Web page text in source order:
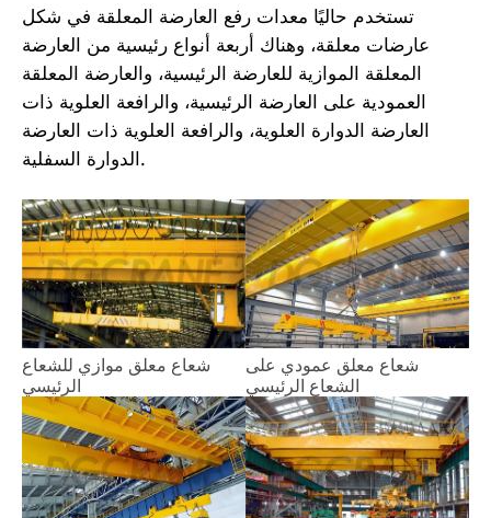
تستخدم حاليًا معدات رفع العارضة المعلقة في شكل
عارضات معلقة، وهناك أربعة أنواع رئيسية من العارضة
المعلقة الموازية للعارضة الرئيسية، والعارضة المعلقة
العمودية على العارضة الرئيسية، والرافعة العلوية ذات
العارضة الدوارة العلوية، والرافعة العلوية ذات العارضة
الدوارة السفلية.
شعاع معلق موازي للشعاع
الرئيسي
شعاع معلق عمودي على
الشعاع الرئيسي